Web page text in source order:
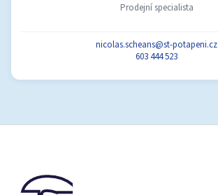
Prodejní specialista
nicolas.scheans@st-potapeni.cz
603 444 523